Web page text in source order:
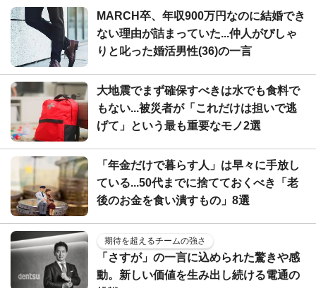
MARCH卒、年収900万円なのに結婚でき
ない理由が詰まっていた...仲人がぴしゃ
りと叱った婚活男性(36)の一言
大地震でまず確保すべきは水でも食料で
もない...被災者が「これだけは担いで逃
げて」という最も重要なモノ2選
「年金だけで暮らす人」は早々に手放し
ている...50代までに捨てておくべき「老
後のお金を食い潰すもの」8選
期待を超えるチームの強さ
「さすが」の一言に込められた驚きや感
動。新しい価値を生み出し続ける電通の